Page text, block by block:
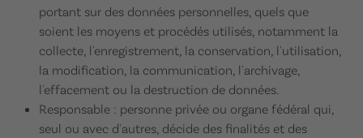
portant sur des données personnelles, quels que
soient les moyens et procédés utilisés, notamment la
collecte, l'enregistrement, la conservation, l'utilisation,
la modification, la communication, l'archivage,
l'effacement ou la destruction de données.
Responsable : personne privée ou organe fédéral qui,
seul ou avec d'autres, décide des finalités et des